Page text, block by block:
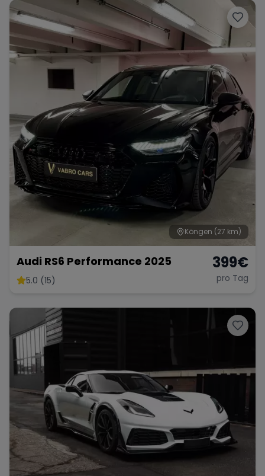
Köngen (27 km)
Audi RS6 Performance 2025
5.0 (15)
399€
pro Tag